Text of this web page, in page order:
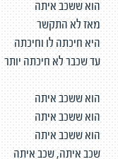
הוא ששכב איתה
מאז לא התקשר
היא חיכתה לו וחיכתה
עד שכבר לא חיכתה יותר
הוא ששכב איתה
הוא ששכב איתה
הוא ששכב איתה
שכב איתה, שכב איתה